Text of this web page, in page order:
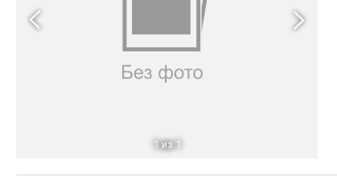
1 из 1